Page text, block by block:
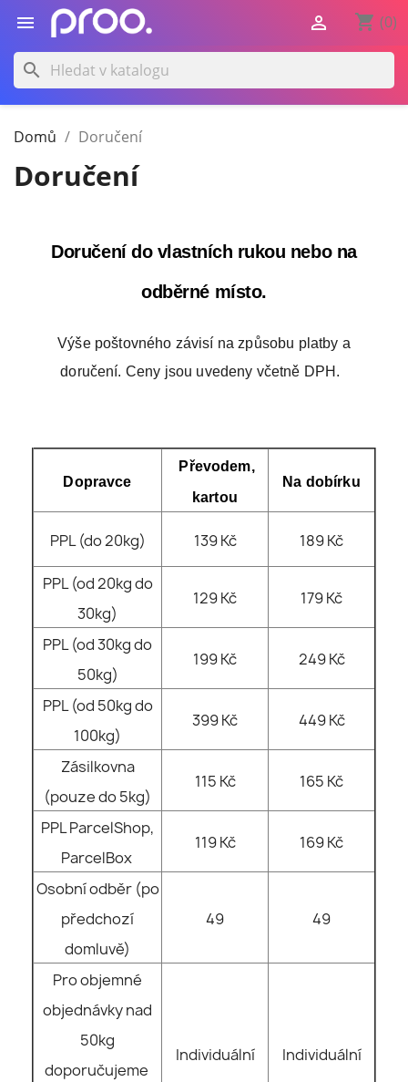
 shopping_cart (0)

search
Domů Doručení
Doručení
Doručení do vlastních rukou nebo na
odběrné místo.
Výše poštovného závisí na způsobu platby a
doručení. Ceny jsou uvedeny včetně DPH.
Dopravce
Převodem,
kartou
Na dobírku
PPL (do 20kg) 139 Kč 189 Kč
PPL (od 20kg do
30kg)
129 Kč 179 Kč
PPL (od 30kg do
50kg)
199 Kč 249 Kč
PPL (od 50kg do
100kg)
399 Kč 449 Kč
Zásilkovna
(pouze do 5kg)
115 Kč 165 Kč
PPL ParcelShop,
ParcelBox
119 Kč 169 Kč
Osobní odběr (po
předchozí
domluvě)
49 49
Pro objemné
objednávky nad
50kg
doporučujeme
Individuální Individuální